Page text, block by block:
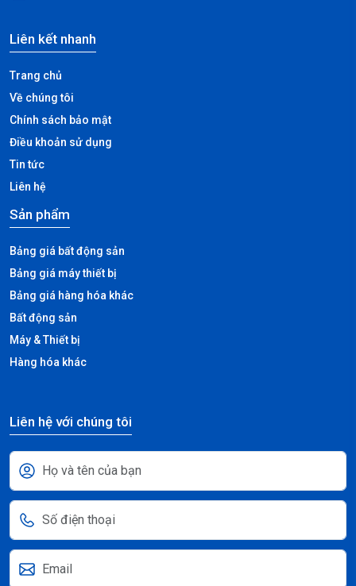
Liên kết nhanh
Trang chủ
Về chúng tôi
Chính sách bảo mật
Điều khoản sử dụng
Tin tức
Liên hệ
Sản phẩm
Bảng giá bất động sản
Bảng giá máy thiết bị
Bảng giá hàng hóa khác
Bất động sản
Máy & Thiết bị
Hàng hóa khác
Liên hệ với chúng tôi